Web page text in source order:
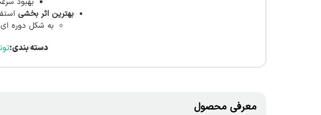
بهترین اثر بخشی استفاده
به شکل دوره ای
دسته بندی:
معرفی محصول